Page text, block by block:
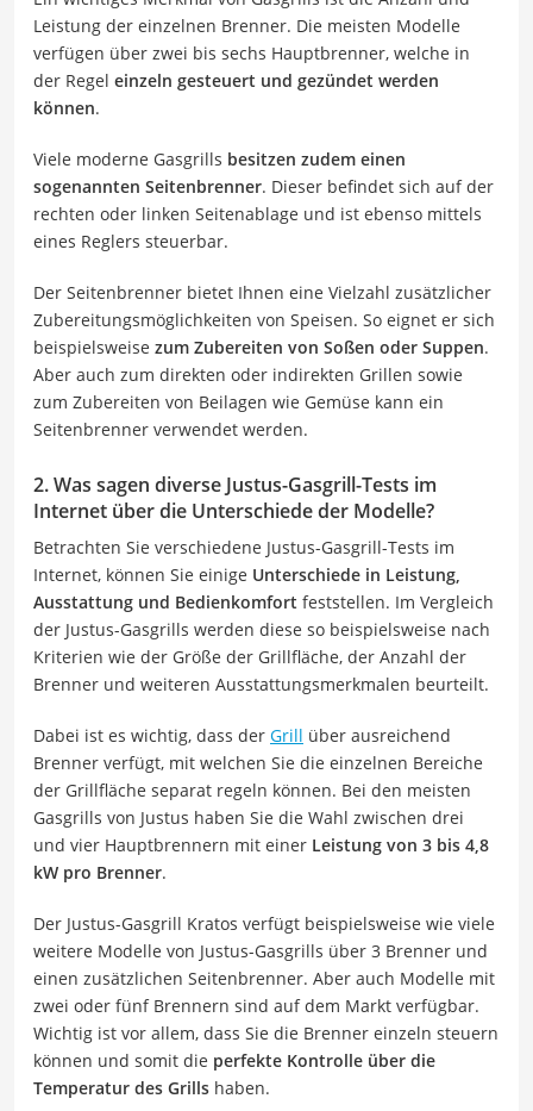
Leistung der einzelnen Brenner. Die meisten Modelle
verfügen über zwei bis sechs Hauptbrenner, welche in
der Regel einzeln gesteuert und gezündet werden
können.
Viele moderne Gasgrills besitzen zudem einen
sogenannten Seitenbrenner. Dieser befindet sich auf der
rechten oder linken Seitenablage und ist ebenso mittels
eines Reglers steuerbar.
Der Seitenbrenner bietet Ihnen eine Vielzahl zusätzlicher
Zubereitungsmöglichkeiten von Speisen. So eignet er sich
beispielsweise zum Zubereiten von Soßen oder Suppen.
Aber auch zum direkten oder indirekten Grillen sowie
zum Zubereiten von Beilagen wie Gemüse kann ein
Seitenbrenner verwendet werden.
2. Was sagen diverse Justus-Gasgrill-Tests im
Internet über die Unterschiede der Modelle?
Betrachten Sie verschiedene Justus-Gasgrill-Tests im
Internet, können Sie einige Unterschiede in Leistung,
Ausstattung und Bedienkomfort feststellen. Im Vergleich
der Justus-Gasgrills werden diese so beispielsweise nach
Kriterien wie der Größe der Grillfläche, der Anzahl der
Brenner und weiteren Ausstattungsmerkmalen beurteilt.
Dabei ist es wichtig, dass der Grill über ausreichend
Brenner verfügt, mit welchen Sie die einzelnen Bereiche
der Grillfläche separat regeln können. Bei den meisten
Gasgrills von Justus haben Sie die Wahl zwischen drei
und vier Hauptbrennern mit einer Leistung von 3 bis 4,8
kW pro Brenner.
Der Justus-Gasgrill Kratos verfügt beispielsweise wie viele
weitere Modelle von Justus-Gasgrills über 3 Brenner und
einen zusätzlichen Seitenbrenner. Aber auch Modelle mit
zwei oder fünf Brennern sind auf dem Markt verfügbar.
Wichtig ist vor allem, dass Sie die Brenner einzeln steuern
können und somit die perfekte Kontrolle über die
Temperatur des Grills haben.